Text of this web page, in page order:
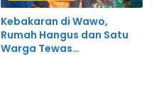
Kebakaran di Wawo,
Rumah Hangus dan Satu
Warga Tewas